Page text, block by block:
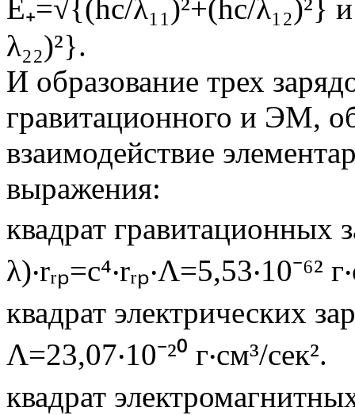
E₊=√{(hc/λ₁₁)²+(hc/λ₁₂)²}
λ₂₂)²}.
И образование трех
гравитационного и ЭМ,
взаимодействие
выражения:
квадрат гравитационных
λ)‧rᵣₚ=c⁴‧rᵣₚ‧Λ=5,53‧10⁻⁶²
квадрат электрических
Λ=23,07‧10⁻²⁰ г‧см³/сек².
квадрат